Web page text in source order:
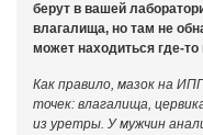
берут в вашей
влагалища, но там не
может находиться где-
Как правило, мазок на
точек: влагалища,
из уретры. У мужчин